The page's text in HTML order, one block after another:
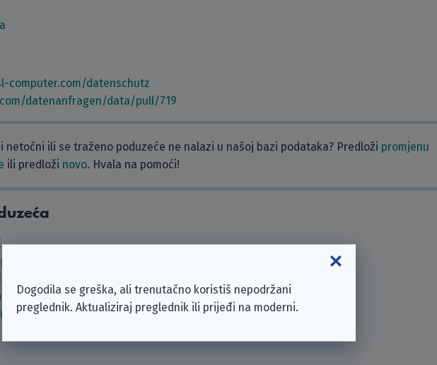
computer.com/datenschutz
datenanfragen/data/pull/719
netočni ili se traženo poduzeće ne nalazi u našoj bazi podataka? Predloži promjenu
ili predloži novo. Hvala na pomoći!
GmbH
Dogodila se greška, ali trenutačno koristiš nepodržani
preglednik. Aktualiziraj preglednik ili prijeđi na moderni.